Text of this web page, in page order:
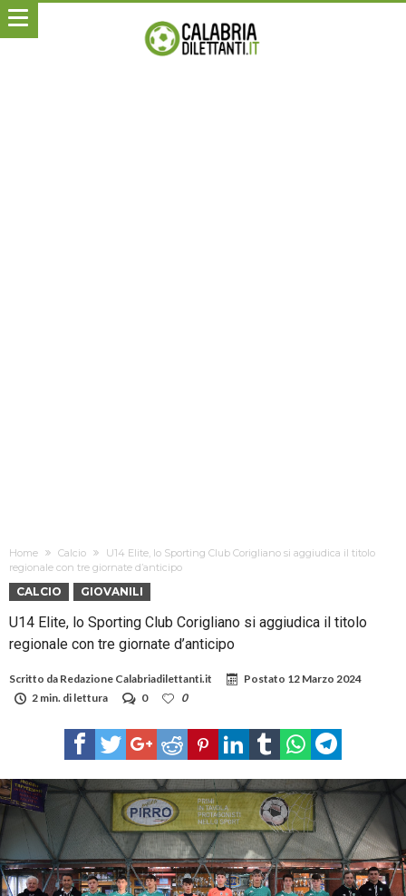
Home Calcio
U14 Elite, lo Sporting Club Corigliano si aggiudica il titolo
regionale con tre giornate d’anticipo
CALCIO GIOVANILI
U14 Elite, lo Sporting Club Corigliano si aggiudica il titolo
regionale con tre giornate d’anticipo
Scritto da Redazione Calabriadilettanti.it Postato 12 Marzo 2024
2 min. di lettura
0 0